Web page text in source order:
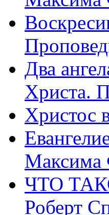
Два
Христа.
Христос
Максима
ЧТО
Роберт